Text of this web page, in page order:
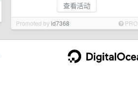
查看活动
Promoted byid7368 PRO